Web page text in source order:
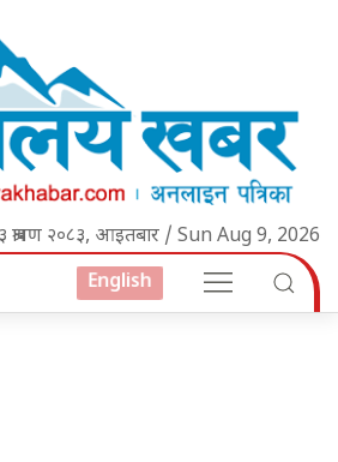
श्रावण २०८३, आइतबार / Sun Aug 9, 2026
English